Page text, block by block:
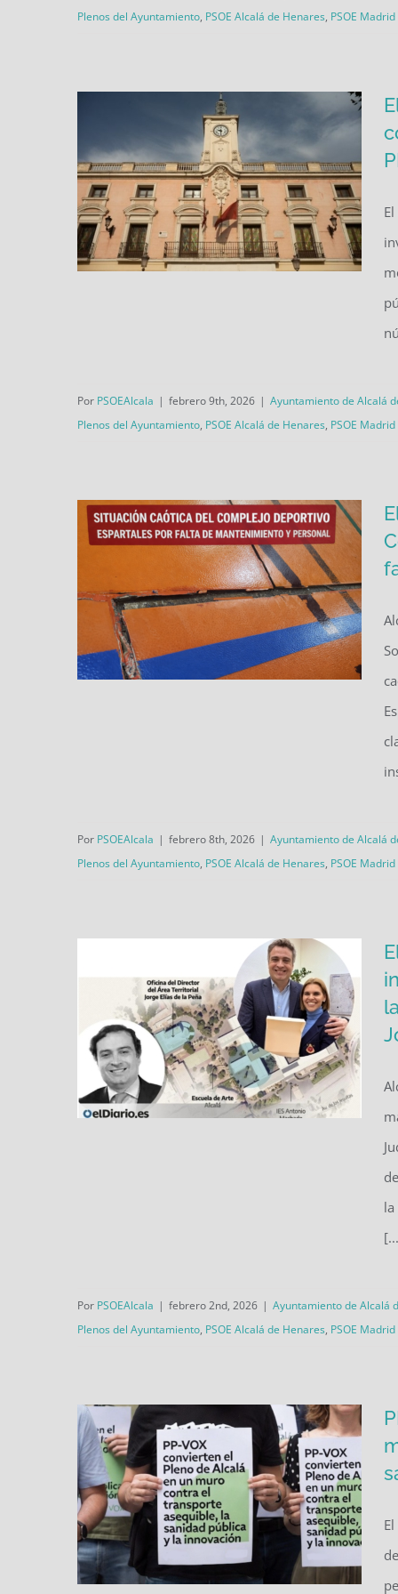
Plenos del Ayuntamiento, PSOE Alcalá de Henares, PSOE Madrid
equipo de Gobierno PP-VOX
Por PSOEAlcala | febrero 9th, 2026 | Ayuntamiento de Alcalá
Plenos del Ayuntamiento, PSOE Alcalá de Henares, PSOE Madrid
mantenimiento y personal
Por PSOEAlcala | febrero 8th, 2026 | Ayuntamiento de Alcalá
Plenos del Ayuntamiento, PSOE Alcalá de Henares, PSOE Madrid
general Jorge de la Peña
Por PSOEAlcala | febrero 2nd, 2026 | Ayuntamiento de Alcalá
Plenos del Ayuntamiento, PSOE Alcalá de Henares, PSOE Madrid